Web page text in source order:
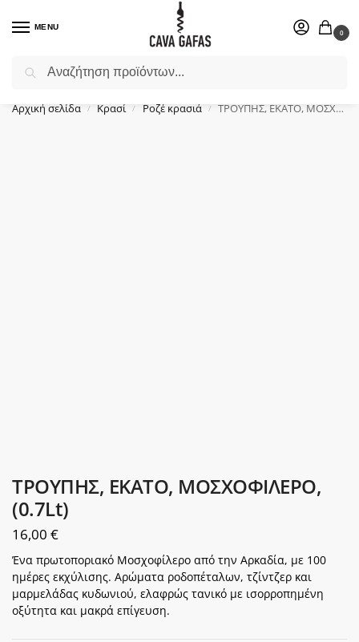
MENU
0
Επιλέξτε ένα δώρο για το αγαπημένο σας πρόσωπο.
Αρχική σελίδα / Κρασί / Ροζέ κρασιά / ΤΡΟΥΠΗΣ, ΕΚΑΤΟ, ΜΟΣΧΟΦΙΛΕΡΟ, (0.7Lt)
ΤΡΟΥΠΗΣ, ΕΚΑΤΟ, ΜΟΣΧΟΦΙΛΕΡΟ,
(0.7Lt)
16,00 €
Ένα πρωτοποριακό Μοσχοφίλερο από την Αρκαδία, με 100
ημέρες εκχύλισης. Αρώματα ροδοπέταλων, τζίντζερ και
μαρμελάδας κυδωνιού, ελαφρώς τανικό με ισορροπημένη
οξύτητα και μακρά επίγευση.